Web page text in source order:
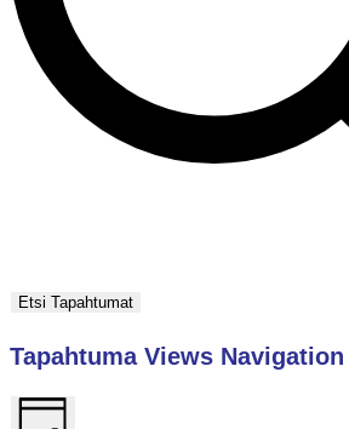
Etsi Tapahtumat
Tapahtuma Views Navigation